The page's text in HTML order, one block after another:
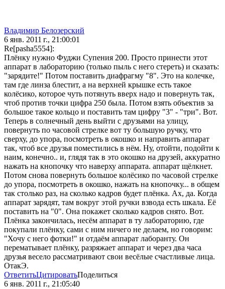
Владимир Белозерский
6 янв. 2011 г., 21:00:01
Re[pasha5554]:
Плёнку нужно Фуджи Супения 200. Просто принести этот
аппарат в лабораторию (только пыль с него стереть) и сказать:
"зарядите!" Потом поставить диафрагму "8". Это на колечке,
там где линза блестит, а на верхней крышке есть такое
колёсико, которое чуть потянуть вверх надо и повернуть так,
чтоб против точки цифра 250 была. Потом взять объектив за
большое такое кольцо и поставить там цифру "3" - "три". Вот.
Теперь в солнечный день выйти с друзьями на улицу,
повернуть по часовой стрелке вот ту большую ручку, что
сверху, до упора, посмотреть в окошко и направить аппарат
так, чтоб все друзья поместились в нём. Ну, отойти, подойти к
наим, конечно.. и, глядя так в это окошко на друзей, аккуратно
нажать на кнопочку что наверху аппарата. аппарат щёлкнет.
Потом снова повернуть большое колёсико по часовой стрелке
до упора, посмотреть в окошко, нажать на кнопочку... в общем
так столько раз, на сколько кадров будет плёнка. Ах, да. Когда
аппарат зарядят, там вокруг этой ручки взвода есть шкала. Её
поставить на "0". Она покажет сколько кадров снято. Вот.
Плёнка закончилась, несём аппарат в ту лабораторию, где
покупали плёнку, сами с ним ничего не делаем, но говорим:
"Хочу с него фотки!" и отдаём аппарат лаборанту. Он
перематывает плёнку, разряжает аппарат и через два часа
друзья весело рассматривают свои весёлые счастливые лица.
ОтакЭ.
ОтветитьЦитироватьПоделиться
6 янв. 2011 г., 21:05:40